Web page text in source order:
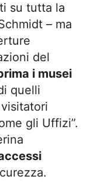
su tutta la
– ma
del
i musei
quelli
gli Uffizi”.